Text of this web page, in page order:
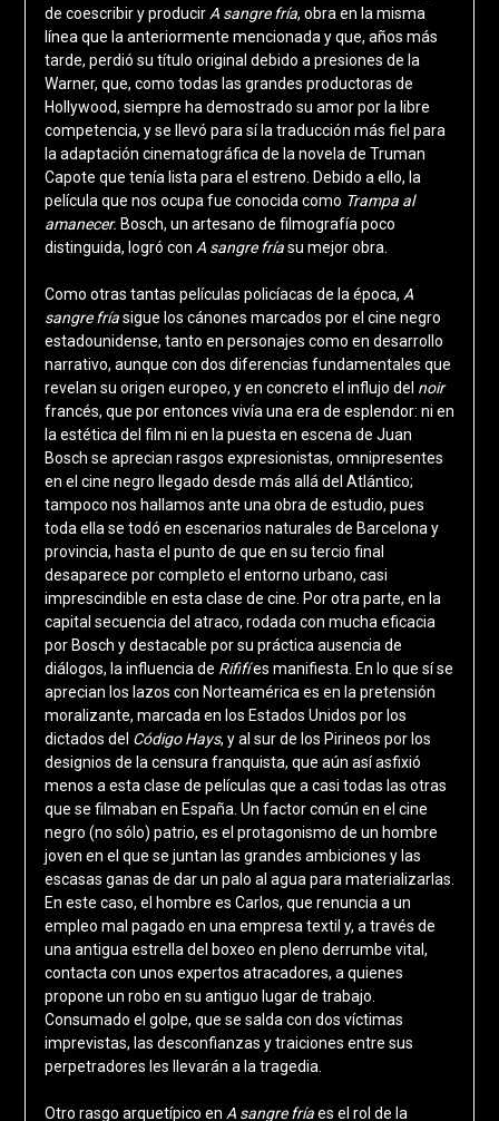
de coescribir y producir A sangre fría, obra en la misma
línea que la anteriormente mencionada y que, años más
tarde, perdió su título original debido a presiones de la
Warner, que, como todas las grandes productoras de
Hollywood, siempre ha demostrado su amor por la libre
competencia, y se llevó para sí la traducción más fiel para
la adaptación cinematográfica de la novela de Truman
Capote que tenía lista para el estreno. Debido a ello, la
película que nos ocupa fue conocida como Trampa al
amanecer. Bosch, un artesano de filmografía poco
distinguida, logró con A sangre fríasu mejor obra.
Como otras tantas películas policíacas de la época, A
sangre fríasigue los cánones marcados por el cine negro
estadounidense, tanto en personajes como en desarrollo
narrativo, aunque con dos diferencias fundamentales que
revelan su origen europeo, y en concreto el influjo del noir
francés, que por entonces vivía una era de esplendor: ni en
la estética del film ni en la puesta en escena de Juan
Bosch se aprecian rasgos expresionistas, omnipresentes
en el cine negro llegado desde más allá del Atlántico;
tampoco nos hallamos ante una obra de estudio, pues
toda ella se todó en escenarios naturales de Barcelona y
provincia, hasta el punto de que en su tercio final
desaparece por completo el entorno urbano, casi
imprescindible en esta clase de cine. Por otra parte, en la
capital secuencia del atraco, rodada con mucha eficacia
por Bosch y destacable por su práctica ausencia de
diálogos, la influencia de Rififíes manifiesta. En lo que sí se
aprecian los lazos con Norteamérica es en la pretensión
moralizante, marcada en los Estados Unidos por los
dictados del Código Hays, y al sur de los Pirineos por los
designios de la censura franquista, que aún así asfixió
menos a esta clase de películas que a casi todas las otras
que se filmaban en España. Un factor común en el cine
negro (no sólo) patrio, es el protagonismo de un hombre
joven en el que se juntan las grandes ambiciones y las
escasas ganas de dar un palo al agua para materializarlas.
En este caso, el hombre es Carlos, que renuncia a un
empleo mal pagado en una empresa textil y, a través de
una antigua estrella del boxeo en pleno derrumbe vital,
contacta con unos expertos atracadores, a quienes
propone un robo en su antiguo lugar de trabajo.
Consumado el golpe, que se salda con dos víctimas
imprevistas, las desconfianzas y traiciones entre sus
perpetradores les llevarán a la tragedia.
Otro rasgo arquetípico en A sangre fríaes el rol de la